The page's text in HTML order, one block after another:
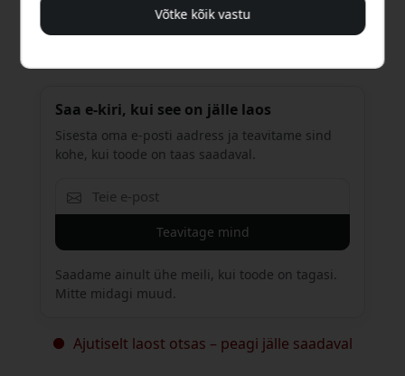
Soovitatav hind
39.99 EUR
Saa e-kiri, kui see on jälle laos
Sisesta oma e-posti aadress ja teavitame sind
kohe, kui toode on taas saadaval.
Teavitage mind
Saadame ainult ühe meili, kui toode on tagasi.
Mitte midagi muud.
Ajutiselt laost otsas – peagi jälle saadaval
Võtke kõik vastu